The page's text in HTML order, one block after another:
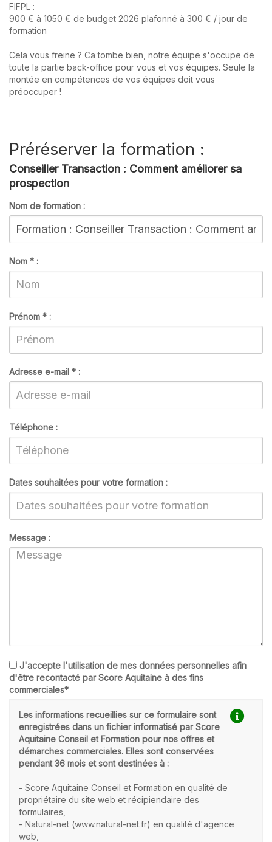
FIFPL :
900 € à 1050 € de budget 2026 plafonné à 300 € / jour de
formation
Cela vous freine ? Ca tombe bien, notre équipe s'occupe de
toute la partie back-office pour vous et vos équipes. Seule la
montée en compétences de vos équipes doit vous
préoccuper !
Préréserver la formation :
Conseiller Transaction : Comment améliorer sa
prospection
Nom de formation :
Nom * :
Prénom * :
Adresse e-mail * :
Téléphone :
Dates souhaitées pour votre formation :
Message :
J'accepte l'utilisation de mes données personnelles afin
d'être recontacté par Score Aquitaine à des fins
commerciales*
Les informations recueillies sur ce formulaire sont
enregistrées dans un fichier informatisé par Score
Aquitaine Conseil et Formation pour nos offres et
démarches commerciales. Elles sont conservées
pendant 36 mois et sont destinées à :
- Score Aquitaine Conseil et Formation en qualité de
propriétaire du site web et récipiendaire des
formulaires,
- Natural-net (www.natural-net.fr) en qualité d'agence
web,